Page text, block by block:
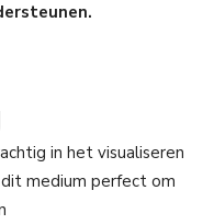
in het visualiseren
medium perfect om